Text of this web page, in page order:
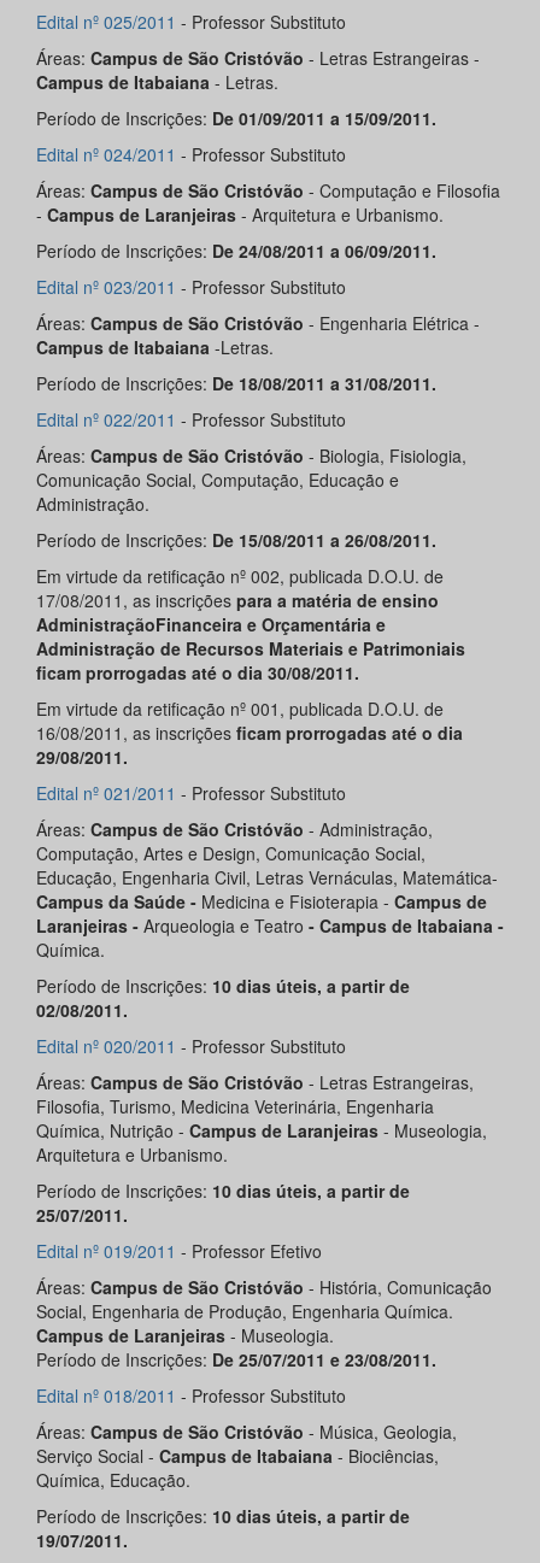
Edital nº 025/2011 - Professor Substituto
Áreas: Campus de São Cristóvão - Letras Estrangeiras -
Campus de Itabaiana - Letras.
Período de Inscrições: De 01/09/2011 a 15/09/2011.
Edital nº 024/2011 - Professor Substituto
Áreas: Campus de São Cristóvão - Computação e Filosofia
- Campus de Laranjeiras - Arquitetura e Urbanismo.
Período de Inscrições: De 24/08/2011 a 06/09/2011.
Edital nº 023/2011 - Professor Substituto
Áreas: Campus de São Cristóvão - Engenharia Elétrica -
Campus de Itabaiana -Letras.
Período de Inscrições: De 18/08/2011 a 31/08/2011.
Edital nº 022/2011 - Professor Substituto
Áreas: Campus de São Cristóvão - Biologia, Fisiologia,
Comunicação Social, Computação, Educação e
Administração.
Período de Inscrições: De 15/08/2011 a 26/08/2011.
Em virtude da retificação nº 002, publicada D.O.U. de
17/08/2011, as inscrições para a matéria de ensino
AdministraçãoFinanceira e Orçamentária e
Administração de Recursos Materiais e Patrimoniais
ficam prorrogadas até o dia 30/08/2011.
Em virtude da retificação nº 001, publicada D.O.U. de
16/08/2011, as inscrições ficam prorrogadas até o dia
29/08/2011.
Edital nº 021/2011 - Professor Substituto
Áreas: Campus de São Cristóvão - Administração,
Computação, Artes e Design, Comunicação Social,
Educação, Engenharia Civil, Letras Vernáculas, Matemática-
Campus da Saúde - Medicina e Fisioterapia - Campus de
Laranjeiras - Arqueologia e Teatro - Campus de Itabaiana -
Química.
Período de Inscrições: 10 dias úteis, a partir de
02/08/2011.
Edital nº 020/2011 - Professor Substituto
Áreas: Campus de São Cristóvão - Letras Estrangeiras,
Filosofia, Turismo, Medicina Veterinária, Engenharia
Química, Nutrição - Campus de Laranjeiras - Museologia,
Arquitetura e Urbanismo.
Período de Inscrições: 10 dias úteis, a partir de
25/07/2011.
Edital nº 019/2011 - Professor Efetivo
Áreas: Campus de São Cristóvão - História, Comunicação
Social, Engenharia de Produção, Engenharia Química.
Campus de Laranjeiras - Museologia.
Período de Inscrições: De 25/07/2011 e 23/08/2011.
Edital nº 018/2011 - Professor Substituto
Áreas: Campus de São Cristóvão - Música, Geologia,
Serviço Social - Campus de Itabaiana - Biociências,
Química, Educação.
Período de Inscrições: 10 dias úteis, a partir de
19/07/2011.